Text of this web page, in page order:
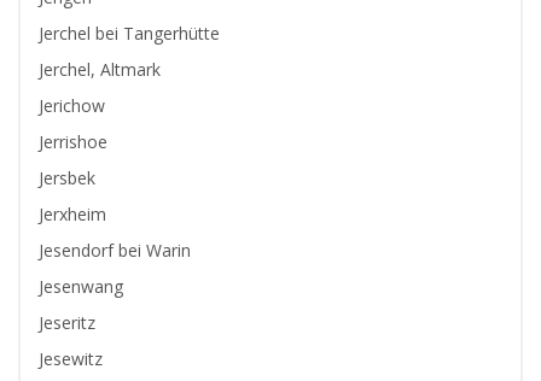
Jerchel bei Tangerhütte
Jerchel, Altmark
Jerichow
Jerrishoe
Jersbek
Jerxheim
Jesendorf bei Warin
Jesenwang
Jeseritz
Jesewitz